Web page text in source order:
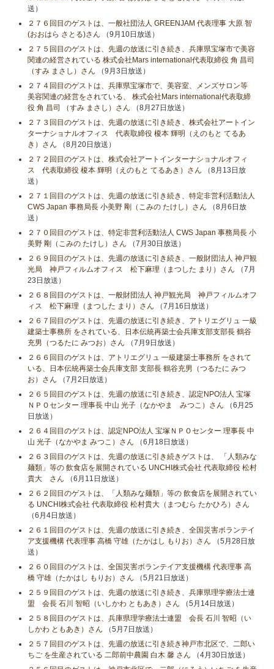
送）
２７６回目のゲストは、一般社団法人 GREENJAM 代表理事 大原 智
(おおはら さとる)さん （9月10日放送）
２７５回目のゲストは、先週の放送に引き続き、兵庫県宝塚市で美容
関連の経営されている 株式会社Mars international代表取締役 角 昌司
（すみ まさし）さん （9月3日放送）
２７４回目のゲストは、兵庫県宝塚市で、美容室、メンズサロン等
美容関連の経営をされている、 株式会社Mars international代表取締
役 角 昌司 （すみ まさし）さん （8月27日放送）
２７３回目のゲストは、先週の放送に引き続き、株式会社アートイン
ターナショナルオフィス 代表取締役 榎本 輝明（えのもと てるあ
き）さん （8月20日放送）
２７２回目のゲストは、株式会社アートインターナショナルオフィ
ス 代表取締役 榎本 輝明（えのもと てるあき）さん （8月13日放
送）
２７１回目のゲストは、先週の放送に引き続き、特定非営利活動法人
CWS Japan 事務局長 小美野 剛（こみの たけし）さん （8月6日放
送）
２７０回目のゲストは、特定非営利活動法人 CWS Japan 事務局長 小
美野 剛（こみの たけし）さん （7月30日放送）
２６９回目のゲストは、先週の放送に引き続き、一般財団法人 神戸観
光局 神戸フィルムオフィス 松下麻理（まつした まり）さん （7月
23日放送）
２６８回目のゲストは、一般財団法人 神戸観光局 神戸フィルムオフ
ィス 松下麻理（まつした まり）さん （7月16日放送）
２６７回目のゲストは、先週の放送に引き続き、アトリエグリュ 一級
建築士事務所 をされている、日本伝統再築士会兵庫支部支部長 鶴谷
充男（つるたに みつお）さん （7月9日放送）
２６６回目のゲストは、アトリエグリュ 一級建築士事務所 をされて
いる、日本伝統再築士会兵庫支部 支部長 鶴谷充男（つるたに みつ
お）さん （7月2日放送）
２６５回目のゲストは、先週の放送に引き続き、認定NPO法人 宝塚
ＮＰＯセンター 理事長 中山 光子（なかやま みつこ）さん （6月25
日放送）
２６４回目のゲストは、認定NPO法人 宝塚ＮＰＯセンター 理事長 中
山 光子（なかやま みつこ）さん （6月18日放送）
２６３回目のゲストは、先週の放送に引き続きゲストは、 「人類みな
麺類」等の 飲食店を展開されている UNCHI株式会社 代表取締役 松村
貴大 さん （6月11日放送）
２６２回目のゲストは、「人類みな麺類」等の 飲食店を展開されてい
る UNCHI株式会社 代表取締役 松村貴大（まつむら たかひろ）さん
（6月4日放送）
２６１回目のゲストは、先週の放送に引き続き、全国災害ボランテイ
ア支援機構 代表理事 高橋 守雄（たかはし もりお）さん （5月28日放
送）
２６０回目のゲストは、全国災害ボランテイア支援機構 代表理事 高
橋 守雄（たかはし もりお）さん （5月21日放送）
２５９回目のゲストは、先週の放送に引き続き、兵庫県理学療法士連
盟 会長 石川 智昭（いしかわ ともあき）さん （5月14日放送）
２５８回目のゲストは、兵庫県理学療法士連盟 会長 石川 智昭（い
しかわ ともあき）さん （5月7日放送）
２５７回目のゲストは、先週の放送に引き続き神戸市北区で、二郎い
ちご を生産されている 二郎前中農園 白木 馨 さん （4月30日放送）